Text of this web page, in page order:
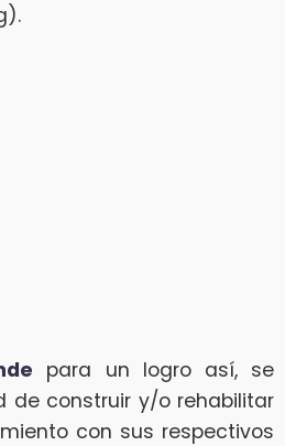
para un logro así, se
de construir y/o rehabilitar
con sus respectivos